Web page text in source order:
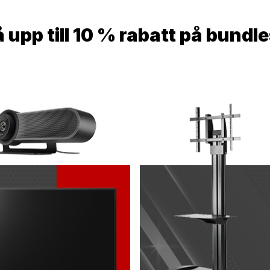
upp till 10 % rabatt på